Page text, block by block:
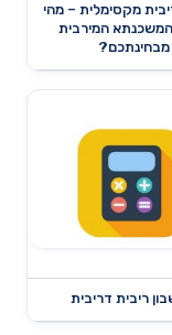
מקסימלית – מהי
המשכנתא המירבית
מבחינתכם?
ריבית דריבית